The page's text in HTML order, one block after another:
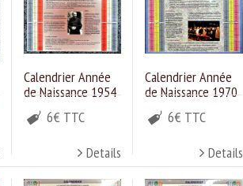
Calendrier Année
de Naissance 1954
6€ TTC
Details
Calendrier Année
de Naissance 1970
6€ TTC
Details